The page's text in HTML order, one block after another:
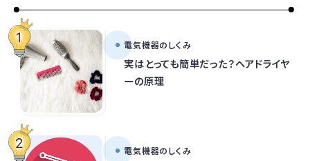
電気機器のしくみ
実はとっても簡単だった？ヘアドライヤ
ーの原理
電気機器のしくみ